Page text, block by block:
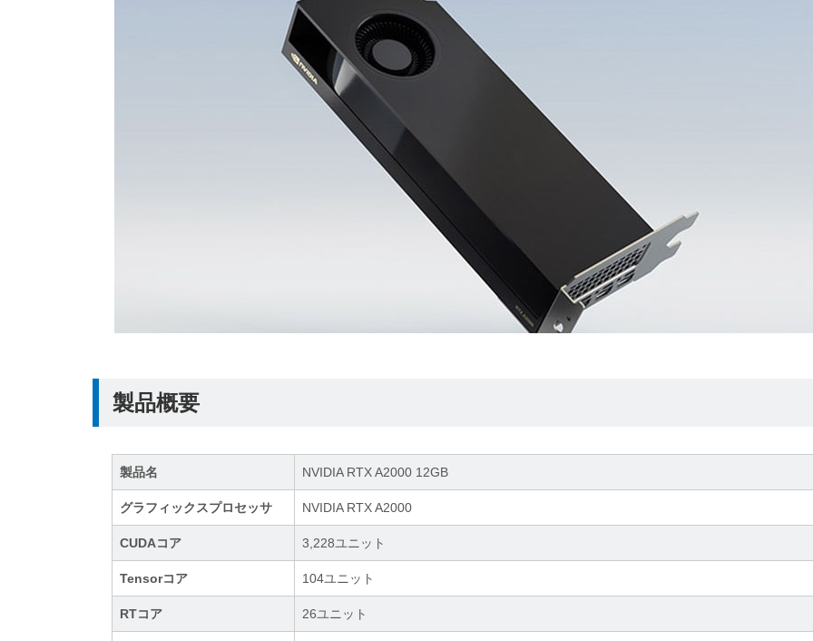
製品概要
製品名 NVIDIA RTX A2000 12GB
グラフィックスプロセッサ NVIDIA RTX A2000
CUDAコア 3,228ユニット
Tensorコア 104ユニット
RTコア 26ユニット